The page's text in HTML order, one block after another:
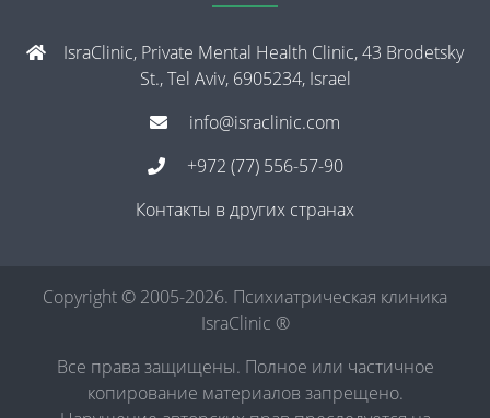
IsraClinic, Private Mental Health Clinic, 43 Brodetsky
St., Tel Aviv, 6905234, Israel
info@israclinic.com
+972 (77) 556-57-90
Контакты в других странах
Copyright © 2005-2026. Психиатрическая клиника
IsraClinic ®
Все права защищены. Полное или частичное
копирование материалов запрещено.